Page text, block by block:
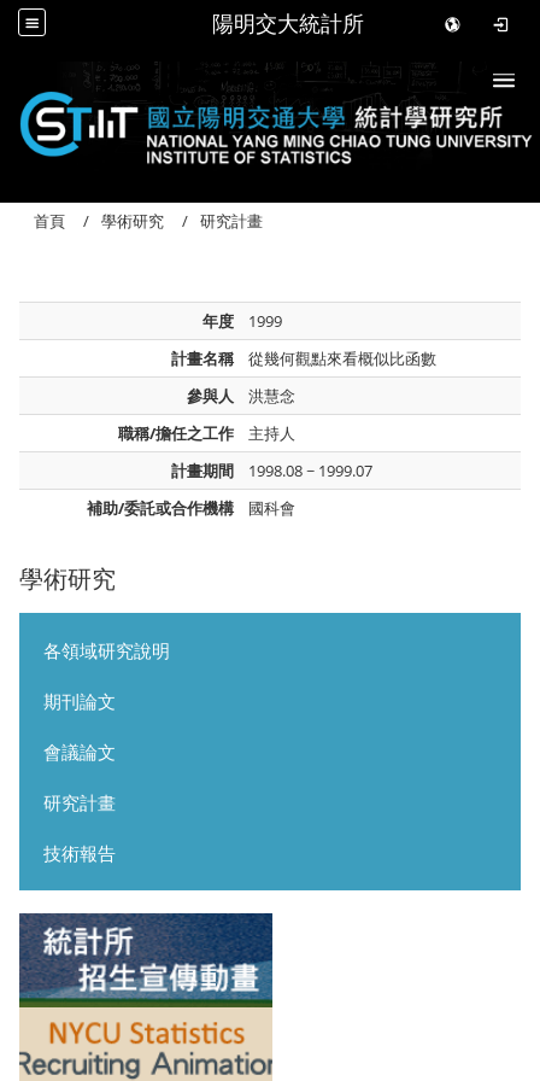
陽明交大統計所
學術研究
各領域研究說明
期刊論文
會議論文
研究計畫
技術報告
首頁 學術研究 研究計畫
年度
1999
計畫名稱
從幾何觀點來看概似比函數
參與人
洪慧念
職稱/擔任之工作
主持人
計畫期間
1998.08 ~ 1999.07
補助/委託或合作機構
國科會